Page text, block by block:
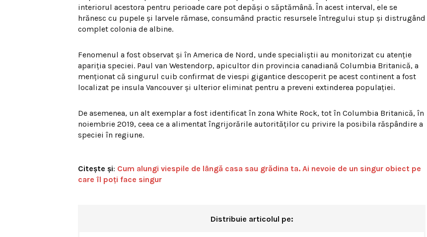
interiorul acestora pentru perioade care pot depăși o săptămână. În acest interval, ele se
hrănesc cu pupele și larvele rămase, consumând practic resursele întregului stup și distrugând
complet colonia de albine.
Fenomenul a fost observat și în America de Nord, unde specialiștii au monitorizat cu atenție
apariția speciei. Paul van Westendorp, apicultor din provincia canadiană Columbia Britanică, a
menționat că singurul cuib confirmat de viespi gigantice descoperit pe acest continent a fost
localizat pe insula Vancouver și ulterior eliminat pentru a preveni extinderea populației.
De asemenea, un alt exemplar a fost identificat în zona White Rock, tot în Columbia Britanică, în
noiembrie 2019, ceea ce a alimentat îngrijorările autorităților cu privire la posibila răspândire a
speciei în regiune.
Citește și: Cum alungi viespile de lângă casa sau grădina ta. Ai nevoie de un singur obiect pe
care îl poți face singur
Distribuie articolul pe: